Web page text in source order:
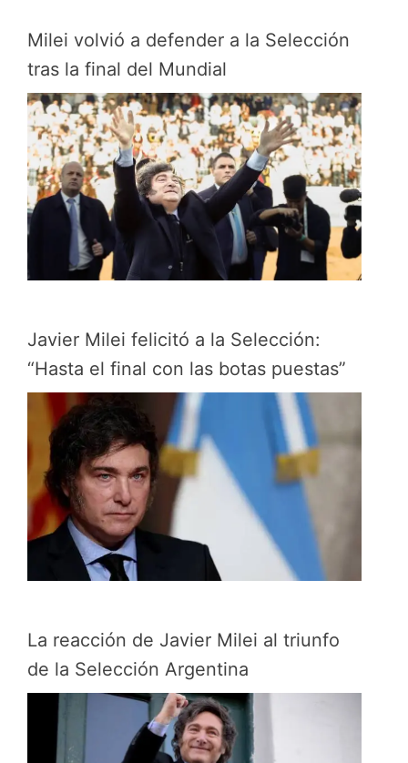
Milei volvió a defender a la Selección
tras la final del Mundial
Javier Milei felicitó a la Selección:
“Hasta el final con las botas puestas”
La reacción de Javier Milei al triunfo
de la Selección Argentina